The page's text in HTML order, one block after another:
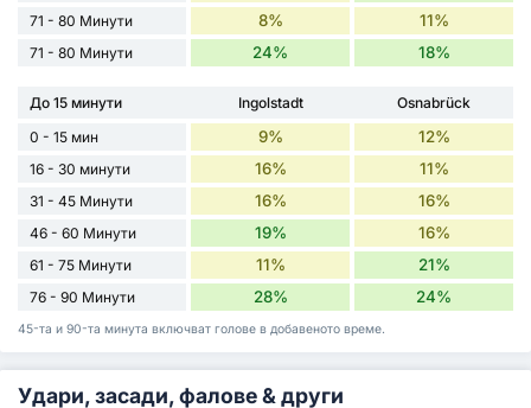
71 - 80 Минути 8% 11%
71 - 80 Минути 24% 18%
До 15 минути Ingolstadt
Osnabrück
0 - 15 мин
9% 12%
16 - 30 минути 16% 11%
31 - 45 Минути 16% 16%
46 - 60 Минути 19% 16%
61 - 75 Минути 11% 21%
76 - 90 Минути 28% 24%
45-та и 90-та минута включват голове в добавеното време.
Удари, засади, фалове & други